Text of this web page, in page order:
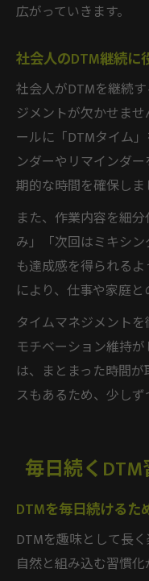
広がっていきます。
社会人のDTM継続に
社会人がDTMを継続
ジメントが欠かせま
ールに「DTMタイム
ンダーやリマインダ
期的な時間を確保しま
また、作業内容を細
み」「次回はミキシ
も達成感を得られる
により、仕事や家庭と
タイムマネジメント
モチベーション維持
は、まとまった時間
スもあるため、少しず
毎日続く
DTMを毎日続けるた
DTMを趣味として長
自然と組み込む習慣